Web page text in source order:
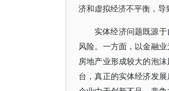
济和虚拟经济不平衡，导
实体经济问题既源
风险。一方面，以金融
房地产业形成较大的泡
台，真正的实体经济发